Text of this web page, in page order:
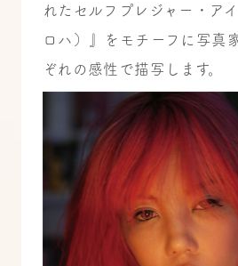
れたセルフプレジャー・ア
ロハ）』をモチーフに写真
ぞれの感性で描写します。